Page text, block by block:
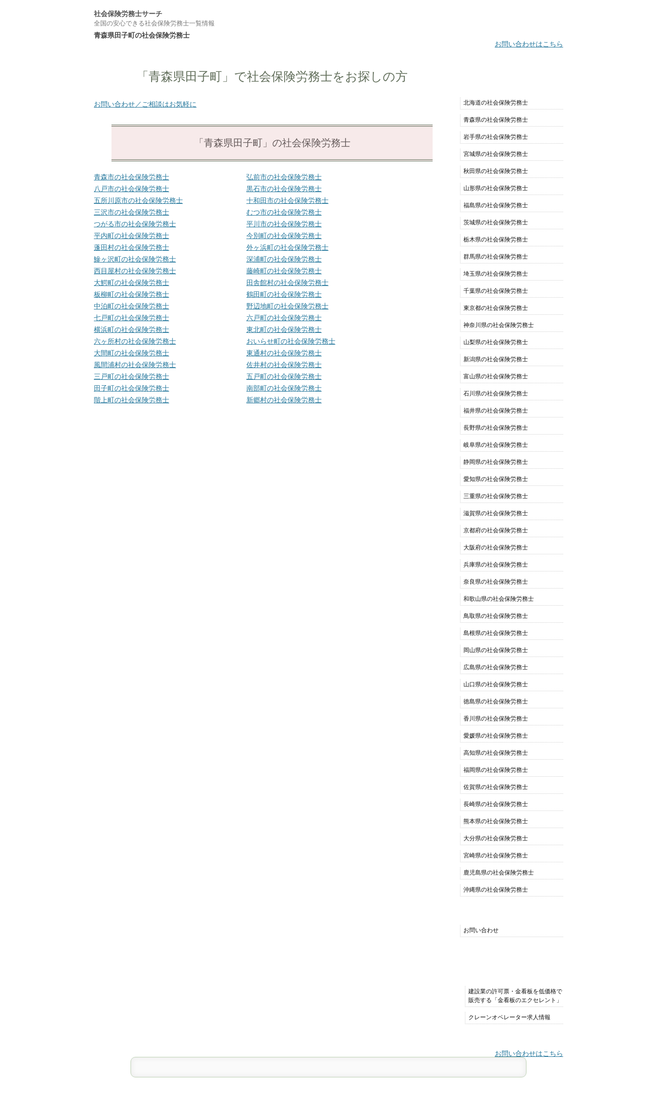
社会保険労務士サーチ
全国の安心できる社会保険労務士一覧情報
青森県田子町の社会保険労務士
お問い合わせはこちら
「青森県田子町」で社会保険労務士をお探しの方
お問い合わせ／ご相談はお気軽に
「青森県田子町」の社会保険労務士
青森市の社会保険労務士
弘前市の社会保険労務士
八戸市の社会保険労務士
黒石市の社会保険労務士
五所川原市の社会保険労務士
十和田市の社会保険労務士
三沢市の社会保険労務士
むつ市の社会保険労務士
つがる市の社会保険労務士
平川市の社会保険労務士
平内町の社会保険労務士
今別町の社会保険労務士
蓬田村の社会保険労務士
外ヶ浜町の社会保険労務士
鰺ヶ沢町の社会保険労務士
深浦町の社会保険労務士
西目屋村の社会保険労務士
藤崎町の社会保険労務士
大鰐町の社会保険労務士
田舎館村の社会保険労務士
板柳町の社会保険労務士
鶴田町の社会保険労務士
中泊町の社会保険労務士
野辺地町の社会保険労務士
七戸町の社会保険労務士
六戸町の社会保険労務士
横浜町の社会保険労務士
東北町の社会保険労務士
六ヶ所村の社会保険労務士
おいらせ町の社会保険労務士
大間町の社会保険労務士
東通村の社会保険労務士
風間浦村の社会保険労務士
佐井村の社会保険労務士
三戸町の社会保険労務士
五戸町の社会保険労務士
田子町の社会保険労務士
南部町の社会保険労務士
階上町の社会保険労務士
新郷村の社会保険労務士
北海道の社会保険労務士
青森県の社会保険労務士
岩手県の社会保険労務士
宮城県の社会保険労務士
秋田県の社会保険労務士
山形県の社会保険労務士
福島県の社会保険労務士
茨城県の社会保険労務士
栃木県の社会保険労務士
群馬県の社会保険労務士
埼玉県の社会保険労務士
千葉県の社会保険労務士
東京都の社会保険労務士
神奈川県の社会保険労務士
山梨県の社会保険労務士
新潟県の社会保険労務士
富山県の社会保険労務士
石川県の社会保険労務士
福井県の社会保険労務士
長野県の社会保険労務士
岐阜県の社会保険労務士
静岡県の社会保険労務士
愛知県の社会保険労務士
三重県の社会保険労務士
滋賀県の社会保険労務士
京都府の社会保険労務士
大阪府の社会保険労務士
兵庫県の社会保険労務士
奈良県の社会保険労務士
和歌山県の社会保険労務士
鳥取県の社会保険労務士
島根県の社会保険労務士
岡山県の社会保険労務士
広島県の社会保険労務士
山口県の社会保険労務士
徳島県の社会保険労務士
香川県の社会保険労務士
愛媛県の社会保険労務士
高知県の社会保険労務士
福岡県の社会保険労務士
佐賀県の社会保険労務士
長崎県の社会保険労務士
熊本県の社会保険労務士
大分県の社会保険労務士
宮崎県の社会保険労務士
鹿児島県の社会保険労務士
沖縄県の社会保険労務士
お問い合わせ
建設業の許可票・金看板を低価格で
販売する「金看板のエクセレント」
クレーンオペレーター求人情報
お問い合わせはこちら